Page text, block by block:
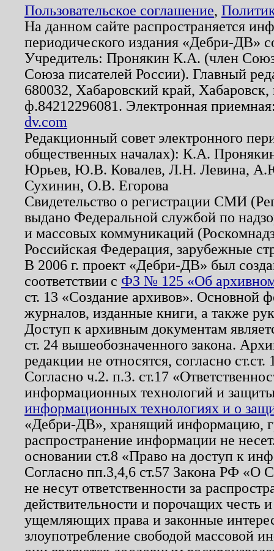
Пользовательское соглашение,
На данном сайте распространяется
периодического издания «Дебри-ДВ»
Учредитель: Пронякин К.А. (член
Союза писателей России). Главный
680032, Хабаровский край,
ф.84212296081. Электронная
dv.com
Редакционный совет электронного
общественных началах): К.А.
Юрьев, Ю.В. Ковалев, Л.Н. Левина,
Сухинин, О.В. Егорова
Свидетельство о регистрации СМИ
выдано Федеральной службой по
и массовых коммуникаций
Российская Федерация, зарубежные
В 2006 г. проект «Дебри-ДВ» был
соответствии с ФЗ № 125 «Об
ст. 13 «Создание архивов». Основной
журналов, изданные книги, а также
Доступ к архивным документам
ст. 24 вышеобозначенного закона.
редакции не относятся, согласно
Согласно ч.2. п.3. ст.17
информационных технологий и
информационных технологиях и о
«Дебри-ДВ», хранящий информацию,
распространение информации не
основании ст.8 «Право на доступ к
Согласно пп.3,4,6 ст.57 Закона РФ «О
не несут ответственности за
действительности и порочащих честь
ущемляющих права и законные
злоупотребление свободой массовой